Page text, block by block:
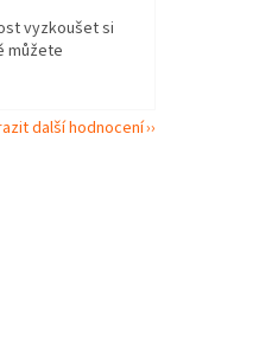
vyzkoušet si
můžete
další hodnocení